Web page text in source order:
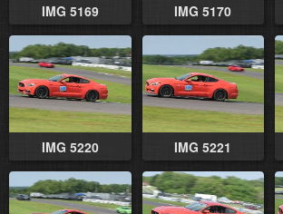
IMG 5169 IMG 5170
IMG 5220 IMG 5221